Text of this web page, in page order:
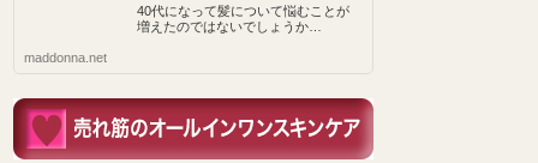
40代になって髪について悩むことが
増えたのではないでしょうか…
maddonna.net